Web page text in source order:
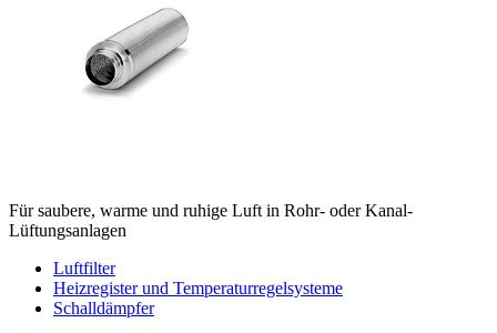
Für saubere, warme und ruhige Luft in Rohr- oder Kanal-
Lüftungsanlagen
Luftfilter
Heizregister und Temperaturregelsysteme
Schalldämpfer